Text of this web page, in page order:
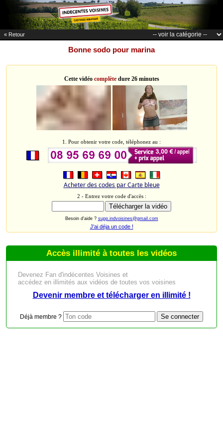
« Retour
Bonne sodo pour marina
Cette vidéo complètedure 26 minutes
1. Pour obtenir votre code, téléphonez au :
Acheter des codes par Carte bleue
2 - Entrez votre code d'accès :
Besoin d'aide ? supp.indvoisines@gmail.com
J'ai déja un code !
Accès illimité à toutes les vidéos
Devenez Fan d'indécentes Voisines et
accédez en illimités aux vidéos de toutes vos voisines
Devenir membre et télécharger en illimité !
Déjà membre ?